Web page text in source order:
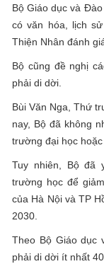
Bộ Giáo dục và
có văn hóa, lịch
Thiện Nhân đánh
Bộ cũng đề nghị
phải di dời.
Bùi Văn Nga, Thứ
nay, Bộ đã không
trường đại học hoặc
Tuy nhiên, Bộ đã
trường học để
của Hà Nội và TP
2030.
Theo Bộ Giáo dục
phải di dời ít nhất